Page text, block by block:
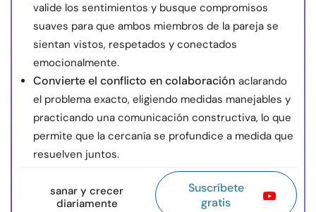
valide los sentimientos y busque compromisos
suaves para que ambos miembros de la pareja se
sientan vistos, respetados y conectados
emocionalmente.
Convierte el conflicto en colaboración aclarando
el problema exacto, eligiendo medidas manejables y
practicando una comunicación constructiva, lo que
permite que la cercanía se profundice a medida que
resuelven juntos.
sanar y crecer
diariamente
Suscríbete
gratis